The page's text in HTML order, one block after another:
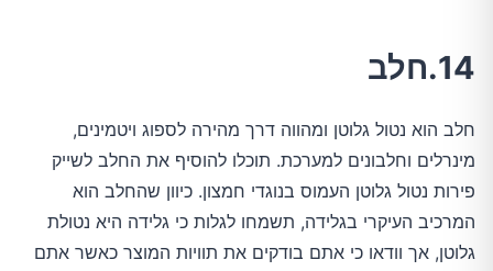
14.חלב
חלב הוא נטול גלוטן ומהווה דרך מהירה לספוג ויטמינים,
מינרלים וחלבונים למערכת. תוכלו להוסיף את החלב לשייק
פירות נטול גלוטן העמוס בנוגדי חמצון. כיוון שהחלב הוא
המרכיב העיקרי בגלידה, תשמחו לגלות כי גלידה היא נטולת
גלוטן, אך וודאו כי אתם בודקים את תוויות המוצר כאשר אתם